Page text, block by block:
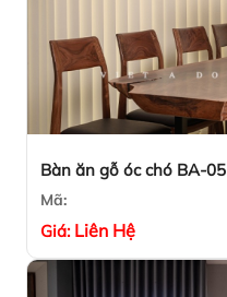
Bàn ăn gỗ óc chó BA-05
Mã:
Giá: Liên Hệ